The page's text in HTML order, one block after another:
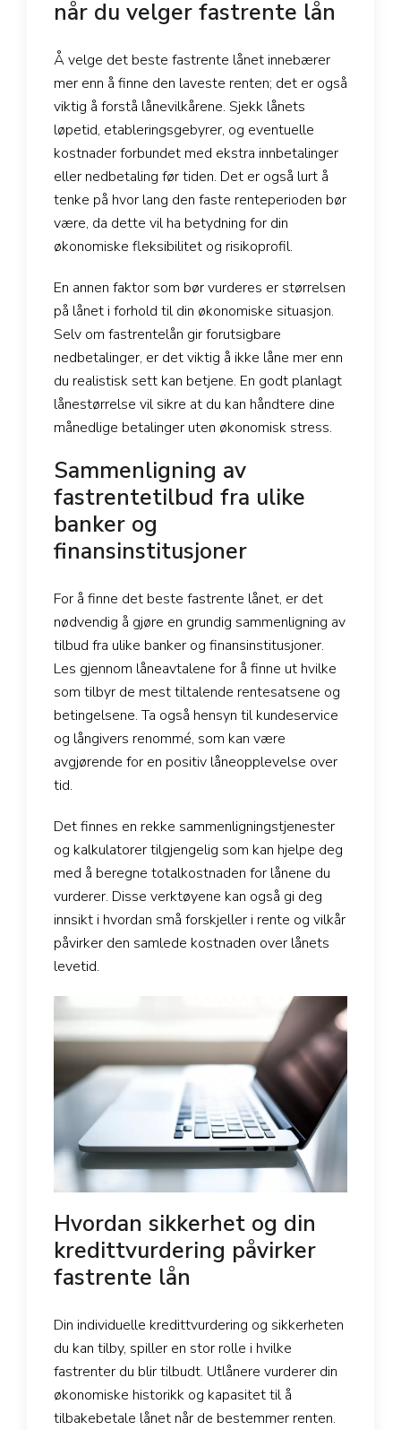
når du velger fastrente lån
Å velge det beste fastrente lånet innebærer
mer enn å finne den laveste renten; det er også
viktig å forstå lånevilkårene. Sjekk lånets
løpetid, etableringsgebyrer, og eventuelle
kostnader forbundet med ekstra innbetalinger
eller nedbetaling før tiden. Det er også lurt å
tenke på hvor lang den faste renteperioden bør
være, da dette vil ha betydning for din
økonomiske fleksibilitet og risikoprofil.
En annen faktor som bør vurderes er størrelsen
på lånet i forhold til din økonomiske situasjon.
Selv om fastrentelån gir forutsigbare
nedbetalinger, er det viktig å ikke låne mer enn
du realistisk sett kan betjene. En godt planlagt
lånestørrelse vil sikre at du kan håndtere dine
månedlige betalinger uten økonomisk stress.
Sammenligning av
fastrentetilbud fra ulike
banker og
finansinstitusjoner
For å finne det beste fastrente lånet, er det
nødvendig å gjøre en grundig sammenligning av
tilbud fra ulike banker og finansinstitusjoner.
Les gjennom låneavtalene for å finne ut hvilke
som tilbyr de mest tiltalende rentesatsene og
betingelsene. Ta også hensyn til kundeservice
og långivers renommé, som kan være
avgjørende for en positiv låneopplevelse over
tid.
Det finnes en rekke sammenligningstjenester
og kalkulatorer tilgjengelig som kan hjelpe deg
med å beregne totalkostnaden for lånene du
vurderer. Disse verktøyene kan også gi deg
innsikt i hvordan små forskjeller i rente og vilkår
påvirker den samlede kostnaden over lånets
levetid.
Hvordan sikkerhet og din
kredittvurdering påvirker
fastrente lån
Din individuelle kredittvurdering og sikkerheten
du kan tilby, spiller en stor rolle i hvilke
fastrenter du blir tilbudt. Utlånere vurderer din
økonomiske historikk og kapasitet til å
tilbakebetale lånet når de bestemmer renten.